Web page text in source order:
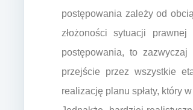
postępowania zależy od
złożoności sytuacji
postępowania, to
przejście przez wszystkie
realizację planu spłaty, który